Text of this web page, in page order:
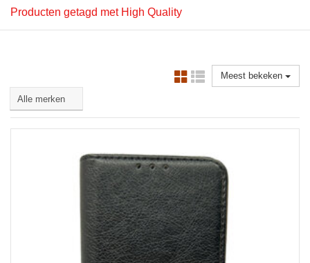
Producten getagd met High Quality
Meest bekeken